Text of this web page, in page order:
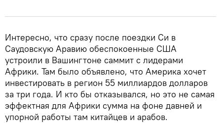
Интересно, что сразу после поездки Си в
Саудовскую Аравию обеспокоенные США
устроили в Вашингтоне саммит с лидерами
Африки. Там было объявлено, что Америка хочет
инвестировать в регион 55 миллиардов долларов
за три года. И кто бы отказывался, но это не самая
эффектная для Африки сумма на фоне давней и
упорной работы там китайцев и арабов.